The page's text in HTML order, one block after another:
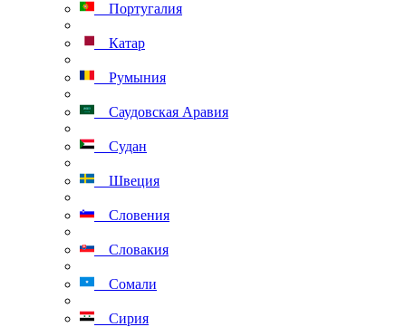
Португалия
Катар
Румыния
Саудовская Аравия
Судан
Швеция
Словения
Словакия
Сомали
Сирия